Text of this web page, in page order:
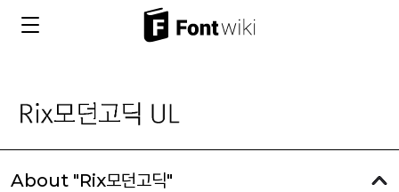
About "Rix모던고딕"